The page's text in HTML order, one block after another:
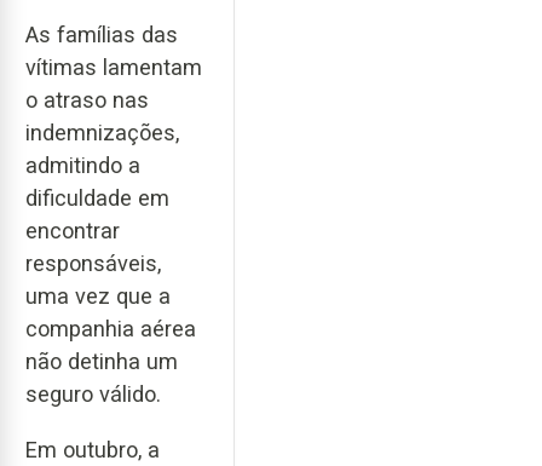
As famílias das
vítimas lamentam
o atraso nas
indemnizações,
admitindo a
dificuldade em
encontrar
responsáveis,
uma vez que a
companhia aérea
não detinha um
seguro válido.
Em outubro, a